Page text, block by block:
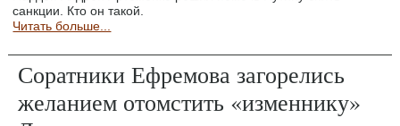
санкции. Кто он такой.
Читать больше...
Соратники Ефремова загорелись
желанием отомстить «изменнику»